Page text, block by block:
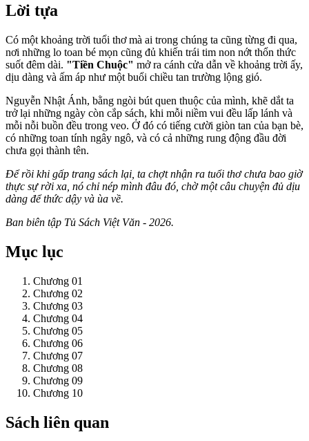
Lời tựa
Có một khoảng trời tuổi thơ mà ai trong chúng ta cũng từng đi qua,
nơi những lo toan bé mọn cũng đủ khiến trái tim non nớt thổn thức
suốt đêm dài. "Tiền Chuộc" mở ra cánh cửa dẫn về khoảng trời ấy,
dịu dàng và ấm áp như một buổi chiều tan trường lộng gió.
Nguyễn Nhật Ánh, bằng ngòi bút quen thuộc của mình, khẽ dắt ta
trở lại những ngày còn cắp sách, khi mỗi niềm vui đều lấp lánh và
mỗi nỗi buồn đều trong veo. Ở đó có tiếng cười giòn tan của bạn bè,
có những toan tính ngây ngô, và có cả những rung động đầu đời
chưa gọi thành tên.
Để rồi khi gấp trang sách lại, ta chợt nhận ra tuổi thơ chưa bao giờ
thực sự rời xa, nó chỉ nép mình đâu đó, chờ một câu chuyện đủ dịu
dàng để thức dậy và ùa về.
Ban biên tập Tủ Sách Việt Văn - 2026.
Mục lục
Chương 01
Chương 02
Chương 03
Chương 04
Chương 05
Chương 06
Chương 07
Chương 08
Chương 09
Chương 10
Sách liên quan